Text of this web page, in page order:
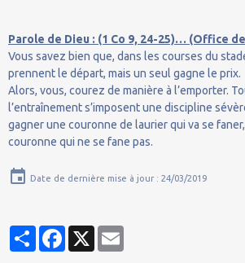
Parole de Dieu : (1 Co 9, 24-25)… (Office
Vous savez bien que, dans les courses du
prennent le départ, mais un seul gagne le prix.
Alors, vous, courez de manière à l’emporter.
l’entraînement s’imposent une discipline
gagner une couronne de laurier qui va se
couronne qui ne se fane pas.
Date de dernière mise à jour : 24/03/2019
PartagerFacebook
X